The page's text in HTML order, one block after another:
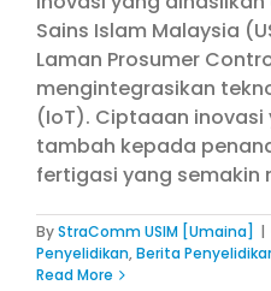
Sains Islam Malaysia
Laman Prosumer
mengintegrasikan
(IoT). Ciptaaan inovasi
tambah kepada
fertigasi yang semakin
ByStraComm USIM [Umaina] |
Penyelidikan,Berita
Read More